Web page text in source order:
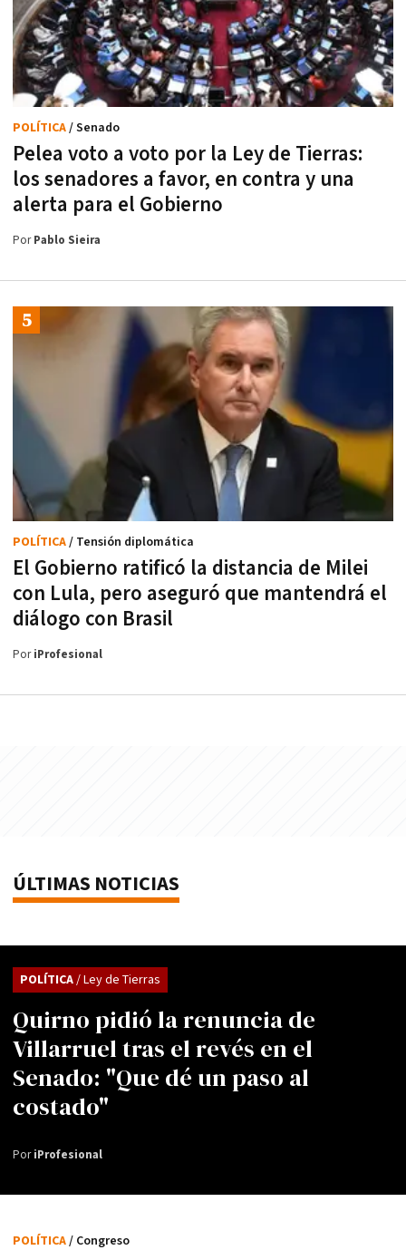
Pelea voto a voto por la Ley de Tierras:
los senadores a favor, en contra y una
alerta para el Gobierno
POLÍTICA/ Senado
PorPablo Sieira
El Gobierno ratificó la distancia de Milei
con Lula, pero aseguró que mantendrá el
diálogo con Brasil
POLÍTICA/ Tensión diplomática
PoriProfesional
ÚLTIMAS NOTICIAS
Quirno pidió la renuncia de
Villarruel tras el revés en el
Senado: "Que dé un paso al
costado"
POLÍTICA / Ley de Tierras
PoriProfesional
POLÍTICA/ Congreso